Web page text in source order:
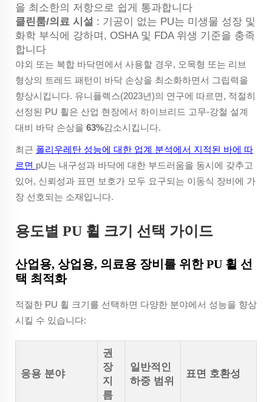
을 최소한의 저항으로 쉽게 통과합니다
클린룸/의료 시설 : 기공이 없는 PU는 미생물 성장 및
화학 부식에 강하며, OSHA 및 FDA 위생 기준을 충족
합니다
야외 또는 복합 바닥면에서 사용할 경우, 오목형 또는 리브
형상의 트레드 패턴이 바닥 손상을 최소화하면서 그립력을
향상시킵니다. 유니플렉스(2023년)의 연구에 따르면, 적절히
선정된 PU 휠은 산업 현장에서 하이브리드 고무-강철 설계
대비 바닥 손상을 63%감소시킵니다.
최근 폴리우레탄 성능에 대한 업계 분석에서 지적된 바에 따
르면 pU는 내구성과 바닥에 대한 부드러움을 동시에 갖추고
있어, 신뢰성과 표면 보호가 모두 요구되는 이동식 장비에 가
장 선호되는 소재입니다.
용도별 PU 휠 크기 선택 가이드
산업용, 상업용, 의료용 장비를 위한 PU 휠 선
택 최적화
적절한 PU 휠 크기를 선택하면 다양한 분야에서 성능을 향상
시킬 수 있습니다:
응용 분야
권
장
지
름
일반적인
하중 범위
표면 호환성